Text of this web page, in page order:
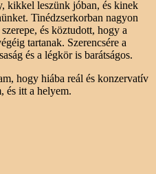
kikkel leszünk jóban, és kinek
Tinédzserkorban nagyon
és köztudott, hogy a
tartanak. Szerencsére a
és a légkör is barátságos.
hogy hiába reál és konzervatív
és itt a helyem.